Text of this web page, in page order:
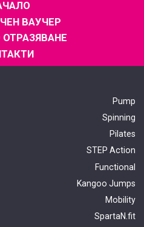
ВАУЧЕР
Pump
Spinning
Pilates
STEP Action
Functional
Kangoo Jumps
Mobility
SpartaN.fit